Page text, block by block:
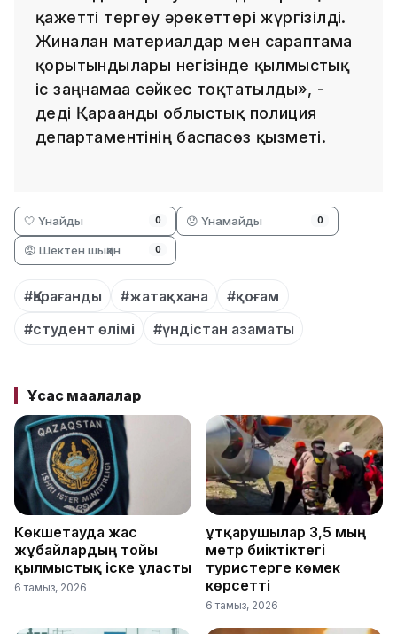
қажетті тергеу әрекеттері жүргізілді.
Жиналған материалдар мен сараптама
қорытындылары негізінде қылмыстық
іс заңнамаға сәйкес тоқтатылды», -
деді Қарағанды облыстық полиция
департаментінің баспасөз қызметі.
🤍 Ұнайды 0 😞 Ұнамайды 0
😡 Шектен шыққан 0
#Қарағанды #жатақхана
#қоғам
#студент өлімі
#үндістан азаматы
Ұқсас мақалалар
Көкшетауда жас
жұбайлардың тойы
қылмыстық іске ұласты
6 тамыз, 2026
Құтқарушылар 3,5 мың
метр биіктіктегі
туристерге көмек
көрсетті
6 тамыз, 2026